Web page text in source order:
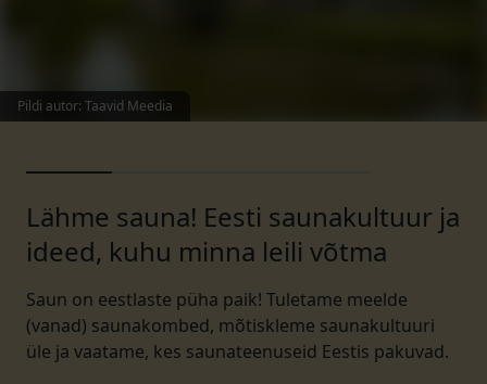
Pildi autor: Taavid Meedia
Lähme sauna! Eesti saunakultuur ja
ideed, kuhu minna leili võtma
Saun on eestlaste püha paik! Tuletame meelde
(vanad) saunakombed, mõtiskleme saunakultuuri
üle ja vaatame, kes saunateenuseid Eestis pakuvad.